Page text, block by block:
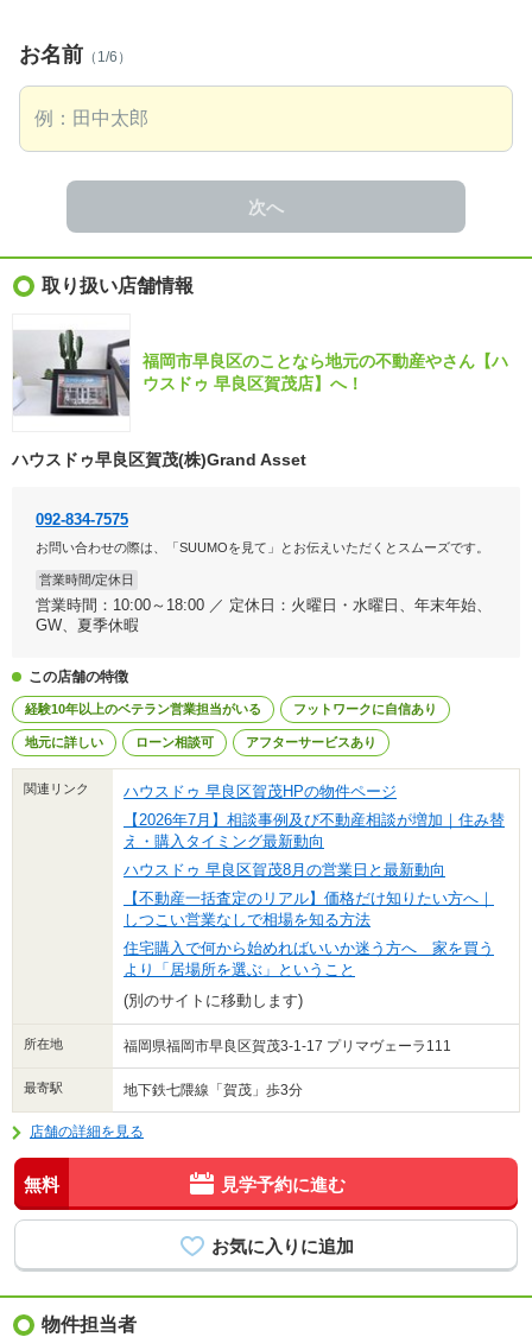
お名前 （1/6）
次へ
取り扱い店舗情報
福岡市早良区のことなら地元の不動産やさん【ハ
ウスドゥ 早良区賀茂店】へ！
ハウスドゥ早良区賀茂(株)Grand Asset
092-834-7575
お問い合わせの際は、「SUUMOを見て」とお伝えいただくとスムーズです。
営業時間/定休日
営業時間：10:00～18:00 ／ 定休日：火曜日・水曜日、年末年始、
GW、夏季休暇
この店舗の特徴
経験10年以上のベテラン営業担当がいる フットワークに自信あり
地元に詳しい ローン相談可 アフターサービスあり
関連リンク
ハウスドゥ 早良区賀茂HPの物件ページ
【2026年7月】相談事例及び不動産相談が増加｜住み替
え・購入タイミング最新動向
ハウスドゥ 早良区賀茂8月の営業日と最新動向
【不動産一括査定のリアル】価格だけ知りたい方へ｜
しつこい営業なしで相場を知る方法
住宅購入で何から始めればいいか迷う方へ 家を買う
より「居場所を選ぶ」ということ
(別のサイトに移動します)
所在地 福岡県福岡市早良区賀茂3-1-17 プリマヴェーラ111
最寄駅 地下鉄七隈線「賀茂」歩3分
店舗の詳細を見る
無料 見学予約に進む
物件担当者